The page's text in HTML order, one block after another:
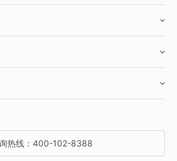
热线： 400-102-8388